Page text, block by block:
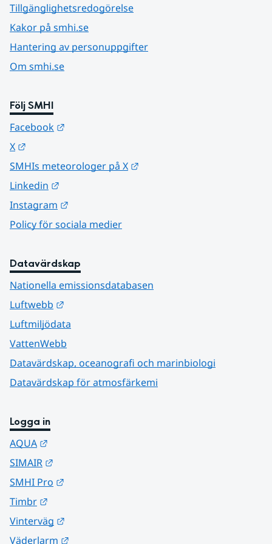
Tillgänglighetsredogörelse
Kakor på smhi.se
Hantering av personuppgifter
Om smhi.se
Följ SMHI
Facebook
X
SMHIs meteorologer på X
Linkedin
Instagram
Policy för sociala medier
Datavärdskap
Nationella emissionsdatabasen
Luftwebb
Luftmiljödata
VattenWebb
Datavärdskap, oceanografi och marinbiologi
Datavärdskap för atmosfärkemi
Logga in
AQUA
SIMAIR
SMHI Pro
Timbr
Vinterväg
Väderlarm